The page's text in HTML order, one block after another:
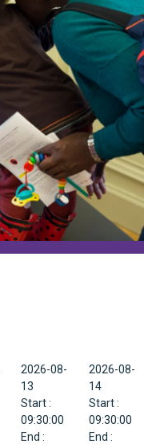
2026-08-
13
Start :
09:30:00
End :
2026-08-
14
Start :
09:30:00
End :